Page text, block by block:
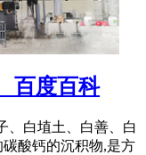
百度百科
、白埴土、白善、白
酸钙的沉积物,是方